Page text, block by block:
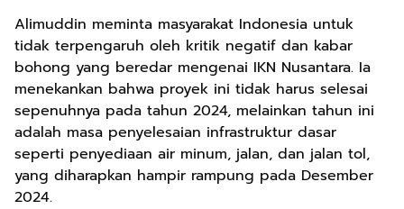
Alimuddin meminta masyarakat Indonesia untuk
tidak terpengaruh oleh kritik negatif dan kabar
bohong yang beredar mengenai IKN Nusantara. Ia
menekankan bahwa proyek ini tidak harus selesai
sepenuhnya pada tahun 2024, melainkan tahun ini
adalah masa penyelesaian infrastruktur dasar
seperti penyediaan air minum, jalan, dan jalan tol,
yang diharapkan hampir rampung pada Desember
2024.